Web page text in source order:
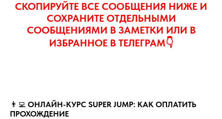
СКОПИРУЙТЕ ВСЕ СООБЩЕНИЯ НИЖЕ И
СОХРАНИТЕ ОТДЕЛЬНЫМИ
СООБЩЕНИЯМИ В ЗАМЕТКИ ИЛИ В
ИЗБРАННОЕ В ТЕЛЕГРАМ👇
👨‍💻 ОНЛАЙН-КУРС SUPER JUMP: КАК ОПЛАТИТЬ
ПРОХОЖДЕНИЕ